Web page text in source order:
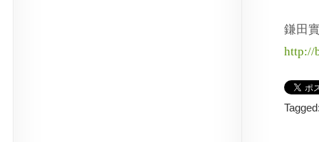
鎌田
http://